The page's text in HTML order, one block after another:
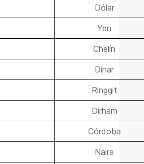
Dólar
Yen
Chelín
Dinar
Ringgit
Dirham
Córdoba
Naira